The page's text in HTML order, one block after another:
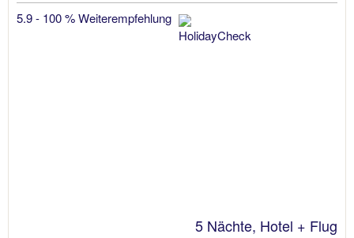
5.9 - 100 % Weiterempfehlung
5 Nächte, Hotel + Flug